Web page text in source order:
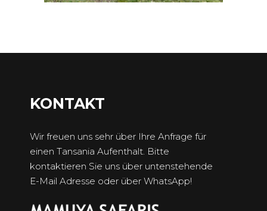
KONTAKT
Wir freuen uns sehr über Ihre Anfrage für
einen Tansania Aufenthalt. Bitte
kontaktieren Sie uns über untenstehende
E-Mail Adresse oder über WhatsApp!